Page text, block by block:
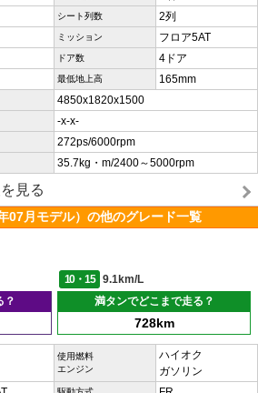
シート列数 2列
ミッション フロア5AT
ドア数 4ドア
最低地上高 165mm
4850x1820x1500
-x-x-
272ps/6000rpm
35.7kg・m/2400～5000rpm
見る
07月モデル）の他のグレード一覧
10・15
9.1km/L
？
満タンでどこまで走る？
728km
使用燃料
エンジン
ハイオク
ガソリン